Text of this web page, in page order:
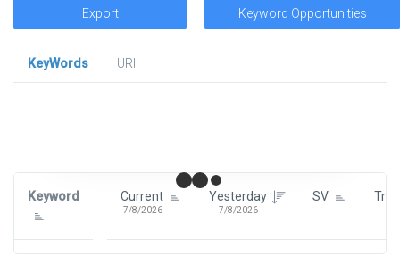
Export Keyword Opportunities
KeyWords
URl
Keyword Current
7/8/2026
Yesterday
7/8/2026
SV